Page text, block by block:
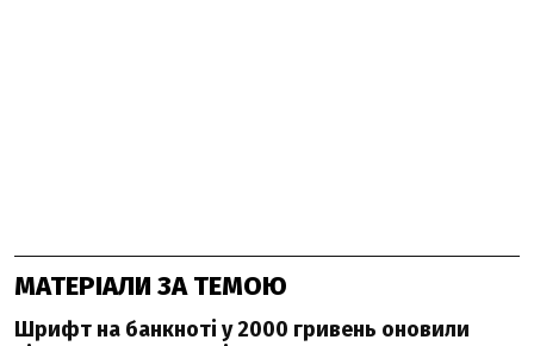
МАТЕРІАЛИ ЗА ТЕМОЮ
Шрифт на банкноті у 2000 гривень оновили